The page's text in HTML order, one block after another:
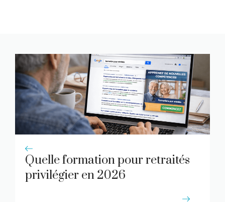
Quelle formation pour retraités
privilégier en 2026